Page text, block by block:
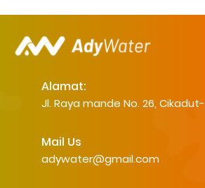
Alamat:
Jl. Raya mande No. 26,
Mail Us
adywater@gmail.com